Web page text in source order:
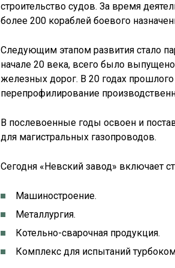
строительство судов. За время
более 200 кораблей боевого
Следующим этапом развития стало
начале 20 века, всего было
железных дорог. В 20 годах
перепрофилирование
В послевоенные годы освоен и
для магистральных газопроводов.
Сегодня «Невский завод» включает
Машиностроение.
Металлургия.
Котельно-сварочная продукция.
Комплекс для испытаний